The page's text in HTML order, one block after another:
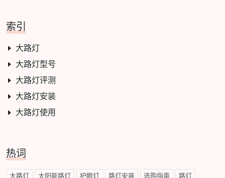
索引
大路灯
大路灯型号
大路灯评测
大路灯安装
大路灯使用
热词
大路灯 太阳能路灯 护眼灯 路灯安装 选购指南 路灯